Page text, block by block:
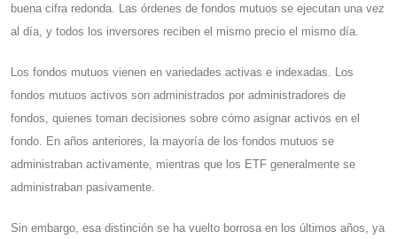
buena cifra redonda. Las órdenes de fondos mutuos se ejecutan una vez
al día, y todos los inversores reciben el mismo precio el mismo día.
Los fondos mutuos vienen en variedades activas e indexadas. Los
fondos mutuos activos son administrados por administradores de
fondos, quienes toman decisiones sobre cómo asignar activos en el
fondo. En años anteriores, la mayoría de los fondos mutuos se
administraban activamente, mientras que los ETF generalmente se
administraban pasivamente.
Sin embargo, esa distinción se ha vuelto borrosa en los últimos años, ya